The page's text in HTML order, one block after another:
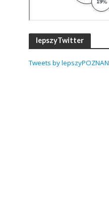
lepszyTwitter
Tweets by lepszyPOZNAN